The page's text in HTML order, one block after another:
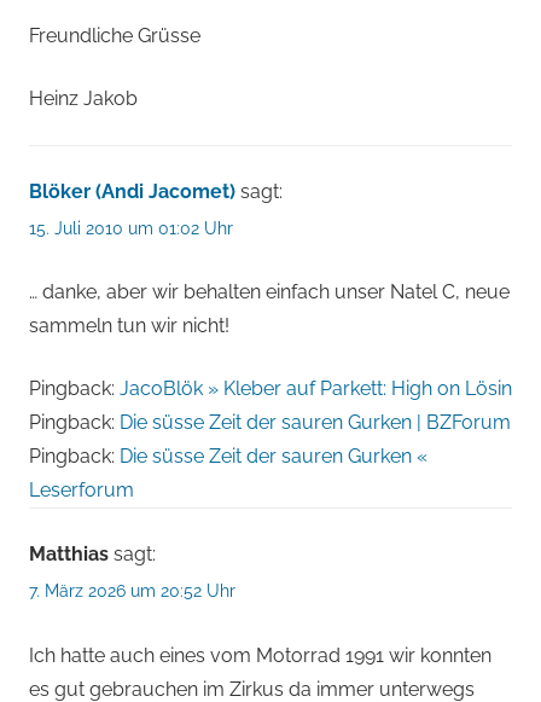
Freundliche Grüsse
Heinz Jakob
Blöker (Andi Jacomet) sagt:
15. Juli 2010 um 01:02 Uhr
… danke, aber wir behalten einfach unser Natel C, neue
sammeln tun wir nicht!
Pingback: JacoBlök » Kleber auf Parkett: High on Lösin
Pingback: Die süsse Zeit der sauren Gurken | BZForum
Pingback: Die süsse Zeit der sauren Gurken «
Leserforum
Matthias sagt:
7. März 2026 um 20:52 Uhr
Ich hatte auch eines vom Motorrad 1991 wir konnten
es gut gebrauchen im Zirkus da immer unterwegs